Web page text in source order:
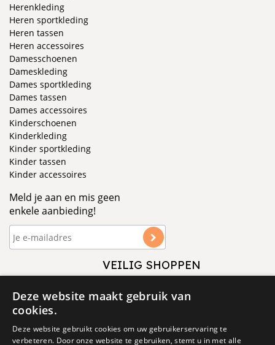
Herenkleding
Heren sportkleding
Heren tassen
Heren accessoires
Damesschoenen
Dameskleding
Dames sportkleding
Dames tassen
Dames accessoires
Kinderschoenen
Kinderkleding
Kinder sportkleding
Kinder tassen
Kinder accessoires
Meld je aan en mis geen
enkele aanbieding!
VEILIG SHOPPEN
Deze website maakt gebruik van
cookies.
Deze website gebruikt cookies om uw gebruikerservaring te
verbeteren. Door onze website te gebruiken, stemt u in met alle